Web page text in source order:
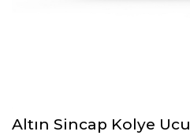
Altın Sincap Kolye Ucu